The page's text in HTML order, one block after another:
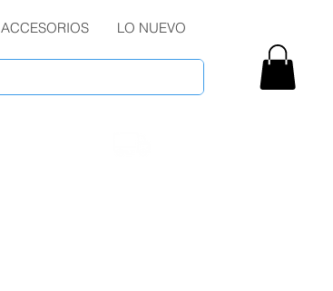
ACCESORIOS LO NUEVO